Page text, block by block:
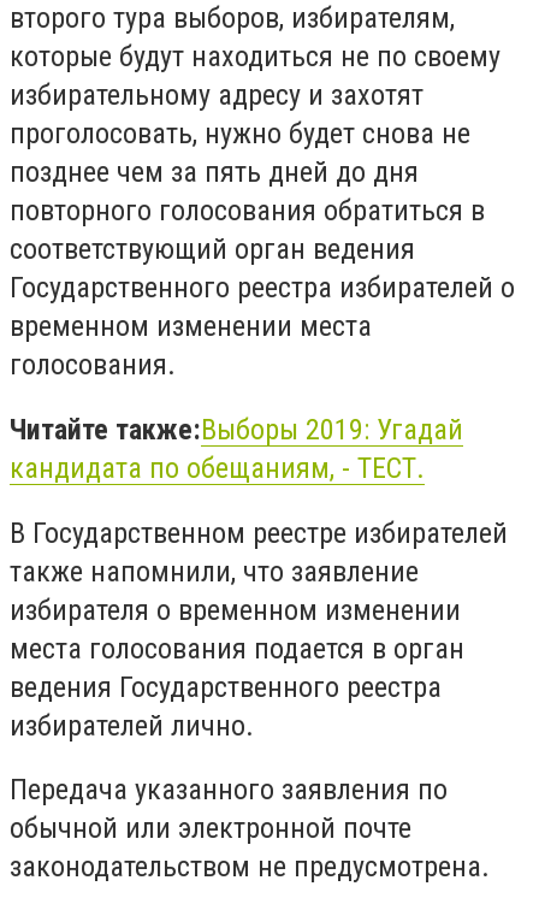
второго тура выборов, избирателям,
которые будут находиться не по своему
избирательному адресу и захотят
проголосовать, нужно будет снова не
позднее чем за пять дней до дня
повторного голосования обратиться в
соответствующий орган ведения
Государственного реестра избирателей о
временном изменении места
голосования.
Читайте также:Выборы 2019: Угадай
кандидата по обещаниям, - ТЕСТ.
В Государственном реестре избирателей
также напомнили, что заявление
избирателя о временном изменении
места голосования подается в орган
ведения Государственного реестра
избирателей лично.
Передача указанного заявления по
обычной или электронной почте
законодательством не предусмотрена.